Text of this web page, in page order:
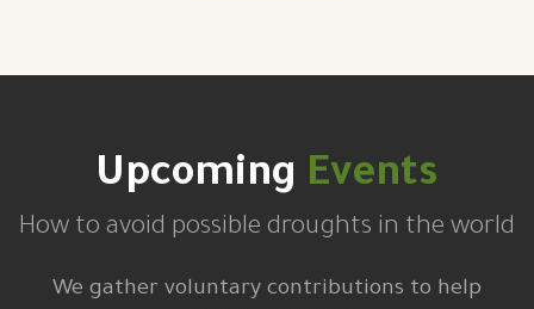
Upcoming Events
How to avoid possible droughts in the world
We gather voluntary contributions to help